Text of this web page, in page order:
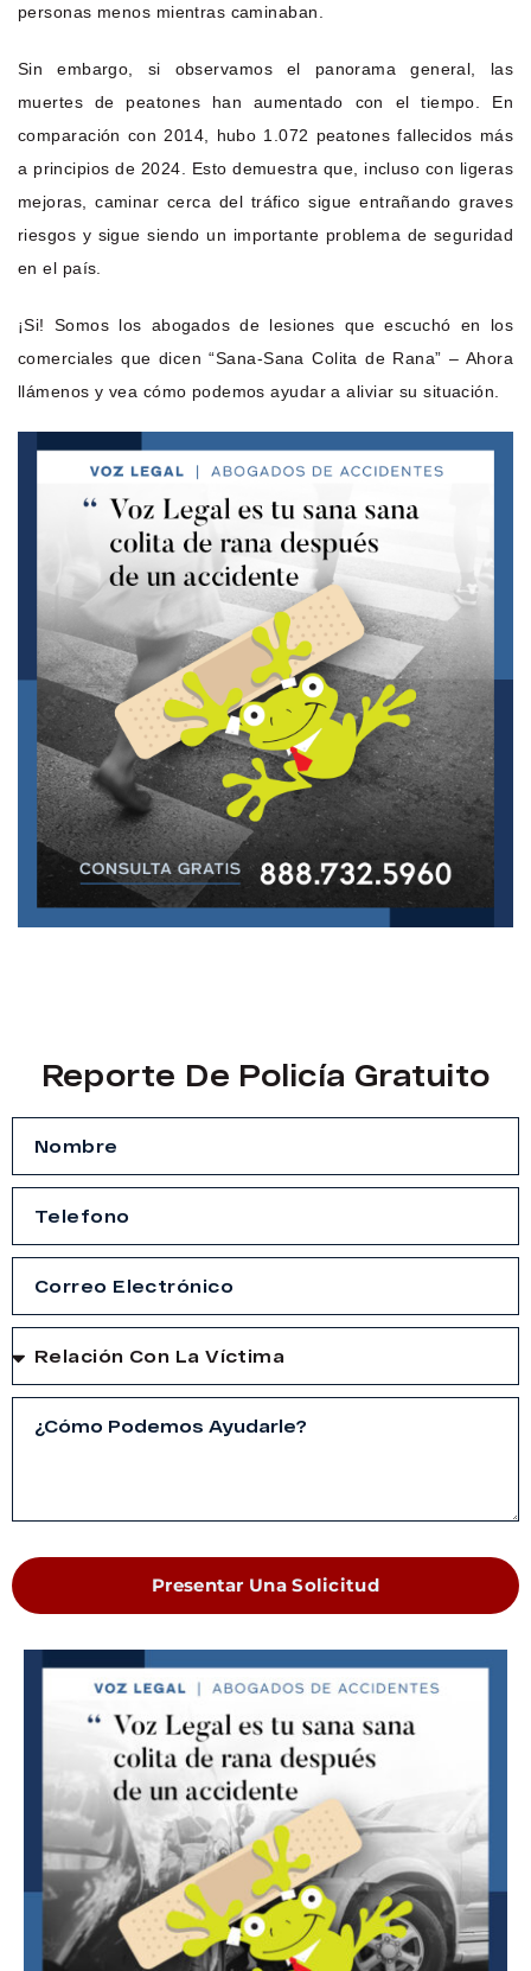
personas menos mientras caminaban.
Sin embargo, si observamos el panorama general, las
muertes de peatones han aumentado con el tiempo. En
comparación con 2014, hubo 1.072 peatones fallecidos más
a principios de 2024. Esto demuestra que, incluso con ligeras
mejoras, caminar cerca del tráfico sigue entrañando graves
riesgos y sigue siendo un importante problema de seguridad
en el país.
¡Si! Somos los abogados de lesiones que escuchó en los
comerciales que dicen “Sana-Sana Colita de Rana” – Ahora
llámenos y vea cómo podemos ayudar a aliviar su situación.
Reporte De Policía Gratuito
Presentar Una Solicitud